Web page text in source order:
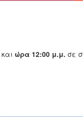
και ώρα 12:00 μ.μ. σε